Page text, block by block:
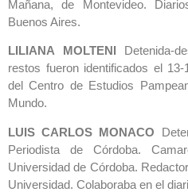
Mañana, de Montevideo.
Buenos Aires.
LILIANA MOLTENI Detenida-
restos fueron identificados el
del Centro de Estudios
Mundo.
LUIS CARLOS MONACO
Periodista de Córdoba.
Universidad de Córdoba.
Universidad. Colaboraba en el